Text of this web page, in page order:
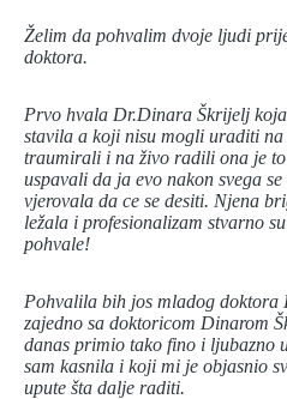
Želim da pohvalim dvoje ljudi
doktora.
Prvo hvala Dr.Dinara Škrijelj
stavila a koji nisu mogli uraditi
traumirali i na živo radili ona je
uspavali da ja evo nakon svega
vjerovala da ce se desiti. Njena
ležala i profesionalizam stvarno
pohvale!
Pohvalila bih jos mladog
zajedno sa doktoricom Dinarom
danas primio tako fino i ljubazno
sam kasnila i koji mi je objasnio
upute šta dalje raditi.